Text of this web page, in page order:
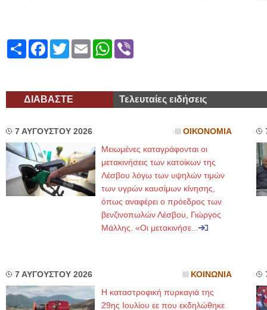
ShareFacebook
TwitterEmailWhatsApp
ΔΙΑΒΑΣΤΕ Τελευταίες ειδήσεις
7 ΑΥΓΟΥΣΤΟΥ 2026 ΟΙΚΟΝΟΜΙΑ
Μειωμένες καταγράφονται οι
μετακινήσεις των κατοίκων της
Λέσβου λόγω των υψηλών τιμών
των υγρών καυσίμων κίνησης,
όπως αναφέρει ο πρόεδρος των
βενζινοπωλών Λέσβου, Γιώργος
Μάλλης. «Οι μετακινήσε...
7 ΑΥΓΟΥΣΤΟΥ 2026 ΚΟΙΝΩΝΙΑ
Η καταστροφική πυρκαγιά της
29ης Ιουλίου εε που εκδηλώθηκε